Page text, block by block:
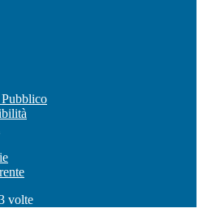
volte